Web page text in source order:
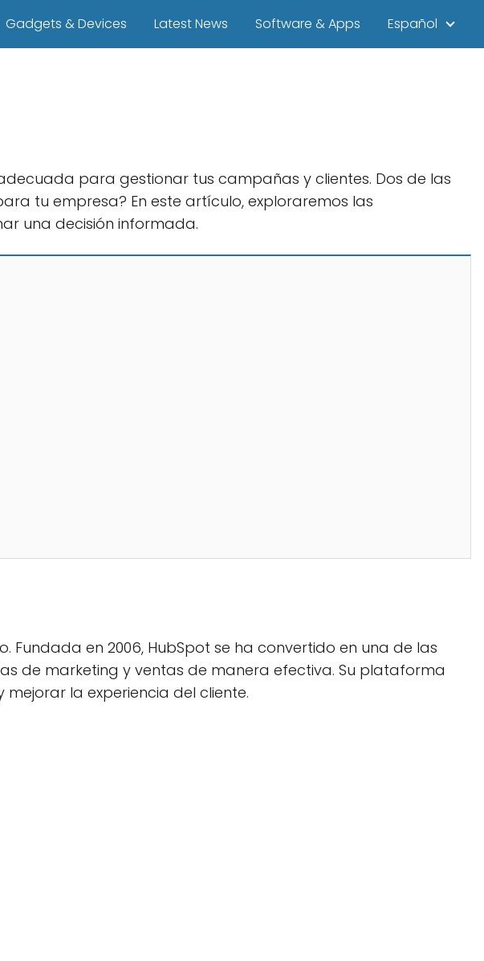
Gadgets & Devices Latest News Software & Apps Español
para gestionar tus campañas y clientes. Dos de las
tu empresa? En este artículo, exploraremos las
una decisión informada.
en 2006, HubSpot se ha convertido en una de las
de marketing y ventas de manera efectiva. Su plataforma
la experiencia del cliente.